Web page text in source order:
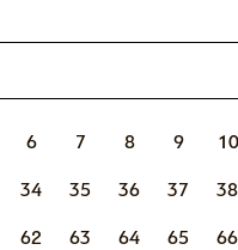
6 7 8 9 10
34 35 36 37 38
62 63 64 65 66